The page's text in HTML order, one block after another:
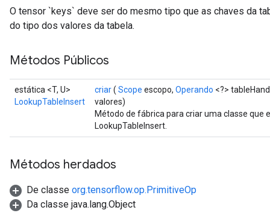
O tensor `keys` deve ser do mesmo tipo que as chaves da
do tipo dos valores da tabela.
Métodos Públicos
estática <T, U>
LookupTableInsert
criar( Scope escopo, Operando <?>
valores)
Método de fábrica para criar uma classe que
LookupTableInsert.
Métodos herdados
De classe org.tensorflow.op.PrimitiveOp
Da classe java.lang.Object